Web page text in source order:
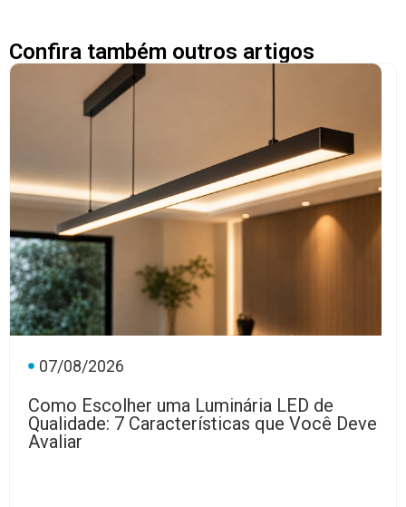
Confira também outros artigos
07/08/2026
Como Escolher uma Luminária LED de
Qualidade: 7 Características que Você Deve
Avaliar